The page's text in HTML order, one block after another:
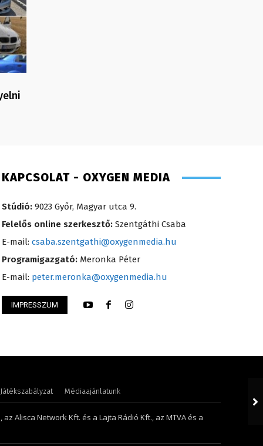
Péter – programigazgató – 2008
KAPCSOLAT - OXYGEN MEDIA
Stúdió: 9023 Győr, Magyar utca 9.
Felelős online szerkesztő: Szentgáthi Csaba
E-mail: csaba.szentgathi@oxygenmedia.hu
Programigazgató: Meronka Péter
E-mail: peter.meronka@oxygenmedia.hu
IMPRESSZUM
Játékszabályzat Médiaajánlatunk
Alisca Network Kft. és a Lajta Rádió Kft., az MTVA és a